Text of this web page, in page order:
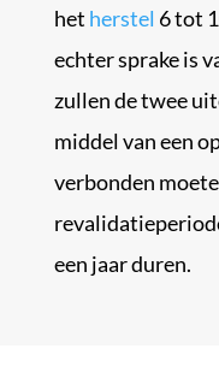
het herstel 6 tot
echter sprake is
zullen de twee
middel van een
verbonden
een jaar duren.